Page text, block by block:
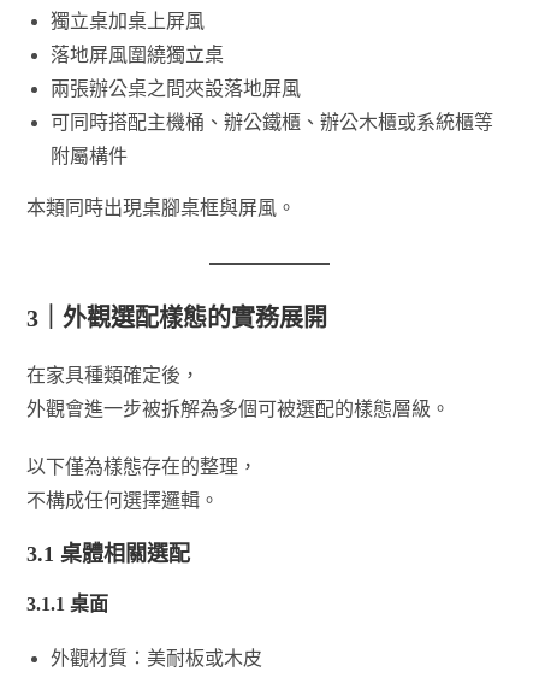
獨立桌加桌上屏風
落地屏風圍繞獨立桌
兩張辦公桌之間夾設落地屏風
可同時搭配主機桶、辦公鐵櫃、辦公木櫃或系統櫃等
附屬構件
本類同時出現桌腳桌框與屏風。
3｜外觀選配樣態的實務展開
在家具種類確定後，
外觀會進一步被拆解為多個可被選配的樣態層級。
以下僅為樣態存在的整理，
不構成任何選擇邏輯。
3.1 桌體相關選配
3.1.1桌面
外觀材質：美耐板或木皮